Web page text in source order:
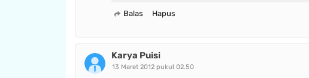
Balas Hapus
Karya Puisi
13 Maret 2012 pukul 02.50